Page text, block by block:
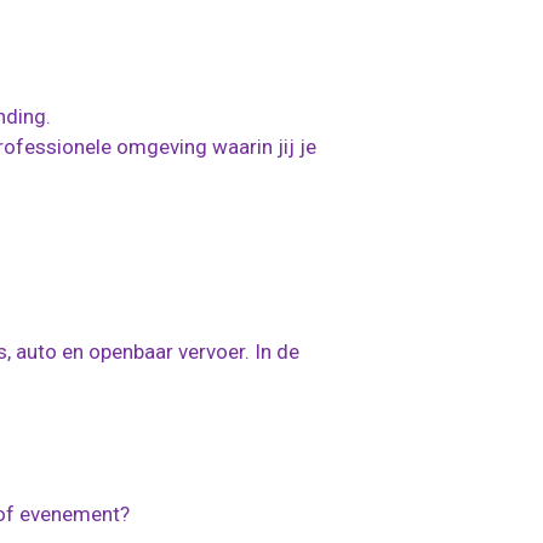
omgeving waarin jij je
en openbaar vervoer. In de
evenement?